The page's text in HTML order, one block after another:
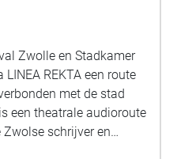
Zwolle en Stadkamer
REKTA een route
met de stad
schrijver en
In deze korte thriller